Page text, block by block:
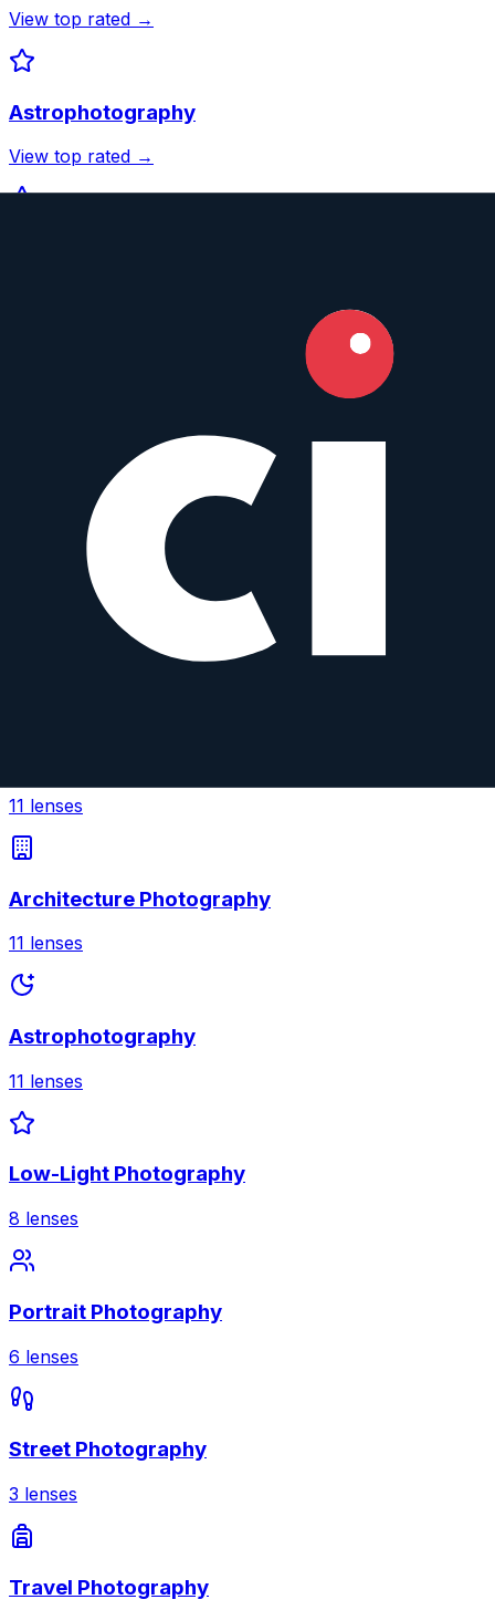
View top rated →
Astrophotography
View top rated →
View top rated →
Browse by Use Case
Find lenses optimized for your photography style
11 lenses
Architecture Photography
11 lenses
Astrophotography
11 lenses
Low-Light Photography
8 lenses
Portrait Photography
6 lenses
Street Photography
3 lenses
Travel Photography